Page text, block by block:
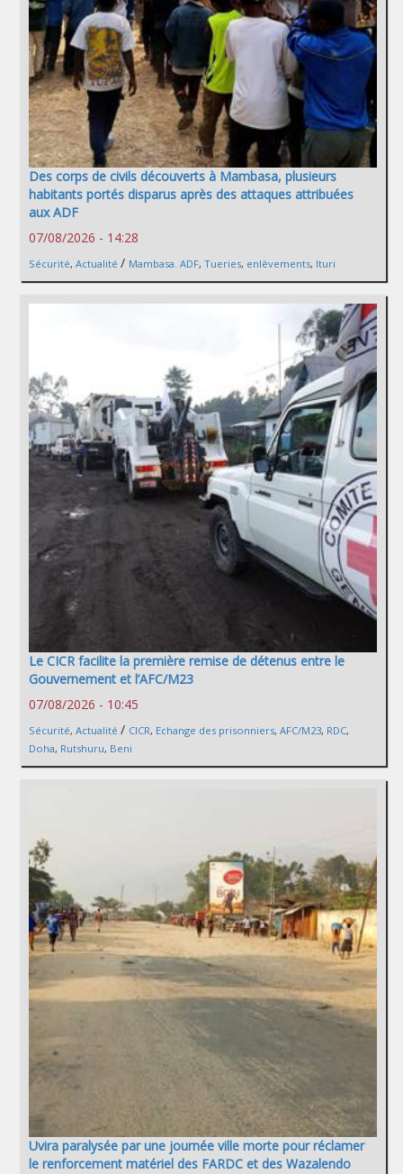
Des corps de civils découverts à Mambasa, plusieurs
habitants portés disparus après des attaques attribuées
aux ADF
07/08/2026 - 14:28
Sécurité, Actualité / Mambasa. ADF, Tueries, enlèvements, Ituri
Le CICR facilite la première remise de détenus entre le
Gouvernement et l’AFC/M23
07/08/2026 - 10:45
Sécurité, Actualité / CICR, Echange des prisonniers, AFC/M23, RDC,
Doha, Rutshuru, Beni
Uvira paralysée par une journée ville morte pour réclamer
le renforcement matériel des FARDC et des Wazalendo